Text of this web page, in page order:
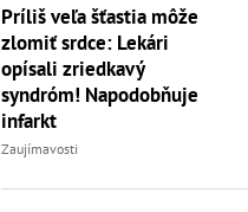
Príliš veľa šťastia môže
zlomiť srdce: Lekári
opísali zriedkavý
syndróm! Napodobňuje
infarkt
Zaujímavosti